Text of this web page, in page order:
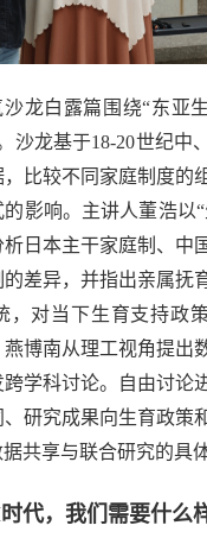
龙白露篇围绕“东亚
沙龙基于18-20世纪中
比较不同家庭制度的
影响。主讲人董浩以
日本主干家庭制、中
差异，并指出亲属抚
，对当下生育支持政
博南从理工视角提出
学科讨论。自由讨论
研究成果向生育政策
共享与联合研究的具
代，我们需要什么